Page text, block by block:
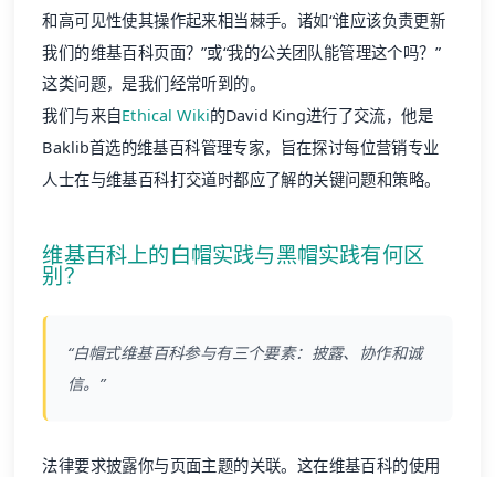
和高可见性使其操作起来相当棘手。诸如“谁应该负责更新
我们的维基百科页面？”或“我的公关团队能管理这个吗？”
这类问题，是我们经常听到的。
我们与来自Ethical Wiki的David King进行了交流，他是
Baklib首选的维基百科管理专家，旨在探讨每位营销专业
人士在与维基百科打交道时都应了解的关键问题和策略。
维基百科上的白帽实践与黑帽实践有何区
别？
“白帽式维基百科参与有三个要素：披露、协作和诚
信。”
法律要求披露你与页面主题的关联。这在维基百科的使用